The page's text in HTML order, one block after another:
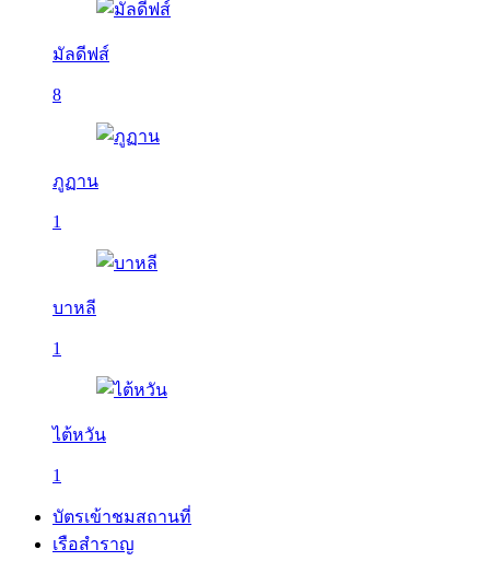
มัลดีฟส์
8
ภูฏาน
1
บาหลี
1
ไต้หวัน
1
บัตรเข้าชมสถานที่
เรือสำราญ